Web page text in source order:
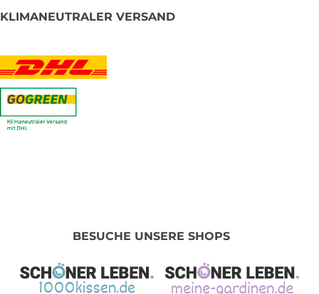
KLIMANEUTRALER VERSAND
BESUCHE UNSERE SHOPS